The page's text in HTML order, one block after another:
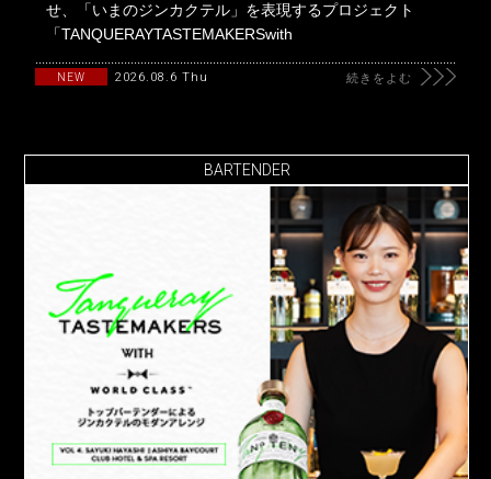
せ、「いまのジンカクテル」を表現するプロジェクト
「TANQUERAYTASTEMAKERSwith
NEW 2026.08.6 Thu 続きをよむ
BARTENDER